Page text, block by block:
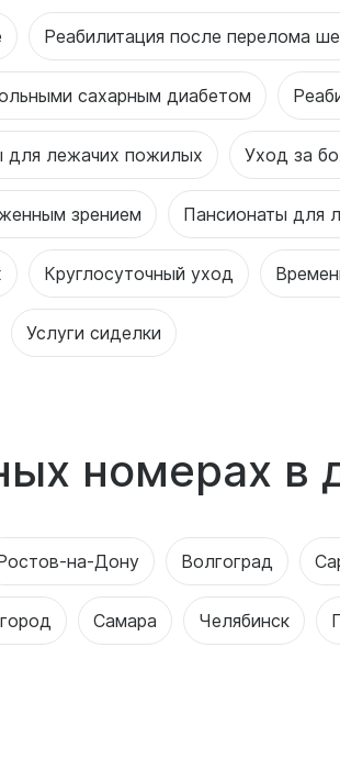
Реабилитация после перелома
сахарным диабетом
для лежачих пожилых Уход за
зрением Пансионаты для
Круглосуточный уход
Услуги сиделки
номерах в
на-Дону Волгоград
Самара Челябинск